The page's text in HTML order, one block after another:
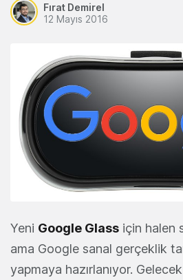
Fırat Demirel
12 Mayıs 2016
Yeni Google Glass için halen
ama Google sanal gerçeklik
yapmaya hazırlanıyor.